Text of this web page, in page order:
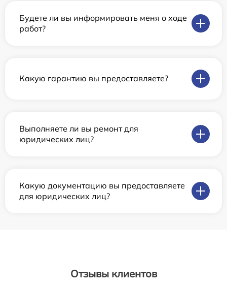
Будете ли вы информировать меня о ходе
работ?
Какую гарантию вы предоставляете?
Выполняете ли вы ремонт для
юридических лиц?
Какую документацию вы предоставляете
для юридических лиц?
Отзывы клиентов